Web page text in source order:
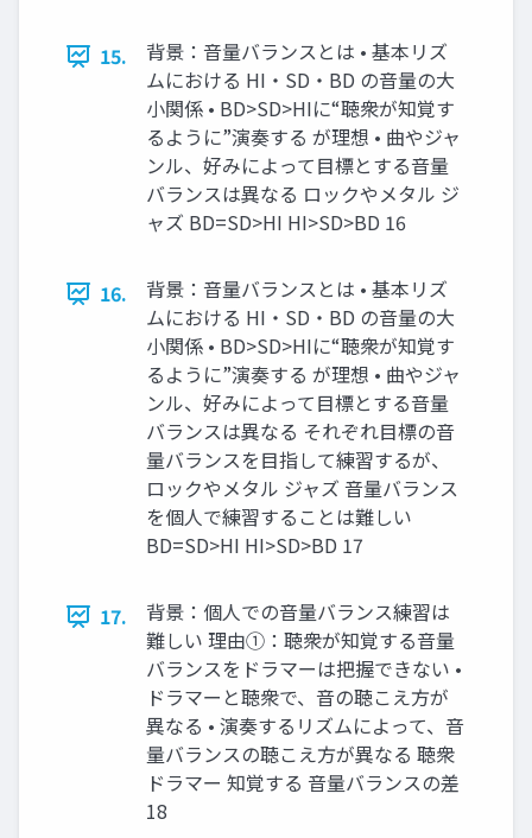
15.
背景：音量バランスとは • 基本リズ
ムにおける HI・SD・BD の音量の大
小関係 • BD>SD>HIに“聴衆が知覚す
るように”演奏する が理想 • 曲やジャ
ンル、好みによって目標とする音量
バランスは異なる ロックやメタル ジ
ャズ BD=SD>HI HI>SD>BD 16
16.
背景：音量バランスとは • 基本リズ
ムにおける HI・SD・BD の音量の大
小関係 • BD>SD>HIに“聴衆が知覚す
るように”演奏する が理想 • 曲やジャ
ンル、好みによって目標とする音量
バランスは異なる それぞれ目標の音
量バランスを目指して練習するが、
ロックやメタル ジャズ 音量バランス
を個人で練習することは難しい
BD=SD>HI HI>SD>BD 17
17.
背景：個人での音量バランス練習は
難しい 理由①：聴衆が知覚する音量
バランスをドラマーは把握できない •
ドラマーと聴衆で、音の聴こえ方が
異なる • 演奏するリズムによって、音
量バランスの聴こえ方が異なる 聴衆
ドラマー 知覚する 音量バランスの差
18